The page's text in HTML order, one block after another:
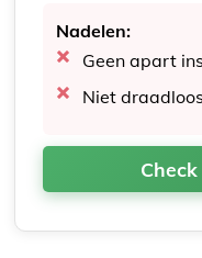
Nadelen:
Geen apart
Niet